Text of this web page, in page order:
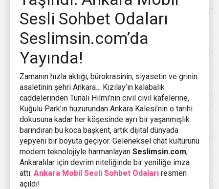
Sesli Sohbet Odaları
Seslimsin.com’da
Yayında!
Zamanın hızla aktığı, bürokrasinin, siyasetin ve grinin
asaletinin şehri Ankara… Kızılay’ın kalabalık
caddelerinden Tunalı Hilmi’nin cıvıl cıvıl kafelerine,
Kuğulu Park’ın huzurundan Ankara Kalesi’nin o tarihi
dokusuna kadar her köşesinde ayrı bir yaşanmışlık
barındıran bu koca başkent, artık dijital dünyada
yepyeni bir boyuta geçiyor. Geleneksel chat kültürünü
modern teknolojiyle harmanlayan Seslimsin.com,
Ankaralılar için devrim niteliğinde bir yeniliğe imza
attı: Ankara Mobil Sesli Sohbet Odaları resmen
açıldı!